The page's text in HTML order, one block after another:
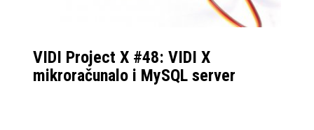
VIDI Project X #48: VIDI X
mikroračunalo i MySQL server